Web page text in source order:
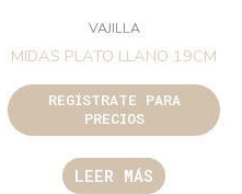
VAJILLA
MIDAS PLATO LLANO 19CM
REGÍSTRATE PARA
PRECIOS
LEER MÁS